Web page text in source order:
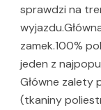
sprawdzi na
zamek.100%
jeden z
Główne
(tkaniny